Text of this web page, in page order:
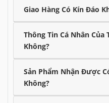
Giao Hàng Có Kín Đáo
Thông Tin Cá Nhân
Không?
Sản Phẩm Nhận Được
Không?